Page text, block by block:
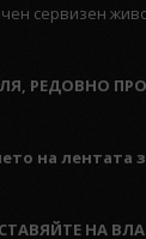
сервизен
РЕДОВНО
на лентата
НА